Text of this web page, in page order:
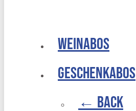
Weinabos
Geschenkabos
← Back